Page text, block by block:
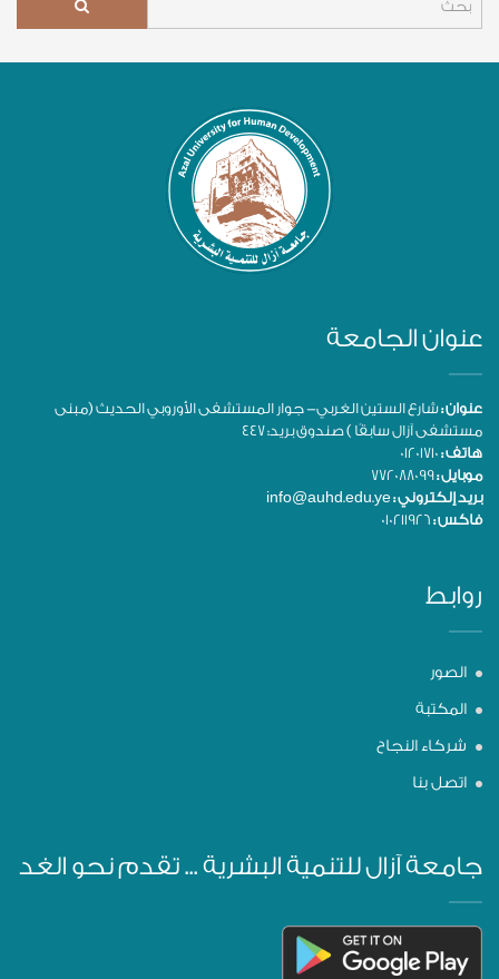
عنوان الجامعة
عنوان :شارع الستين الغربي- جوار المستشفى الأوروبي الحديث (مبنى
مستشفى آزال سابقًا ) صندوق بريد: 447
هاتف :
موبايل :
بريد إلكتروني :
فاكس :
روابط
الصور
المكتبة
شركاء النجاح
اتصل بنا
جامعة آزال للتنمية البشرية ... تقدم نحو الغد